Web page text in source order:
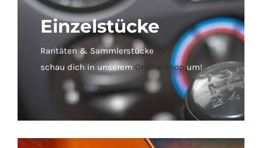
Einzelstücke
Raritäten & Sammlerstücke
schau dich in unserem Online-Shopum!